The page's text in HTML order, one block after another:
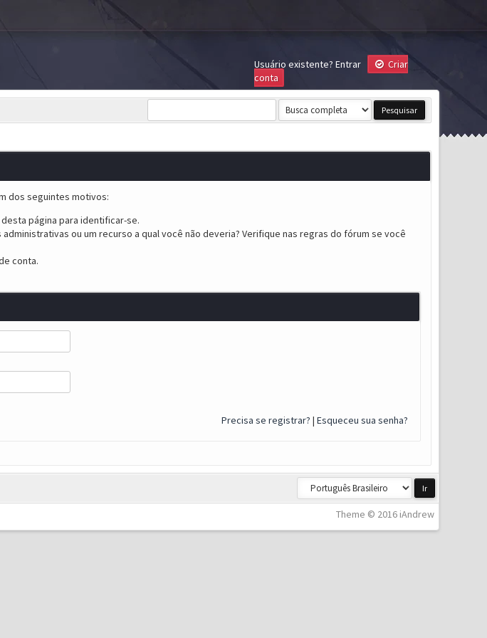
Usuário existente? Entrar
Criar
conta
dos seguintes motivos:
página para identificar-se.
ou um recurso a qual você não deveria? Verifique nas regras do fórum se você
conta.
Precisa se registrar? | Esqueceu sua senha?
Theme © 2016 iAndrew